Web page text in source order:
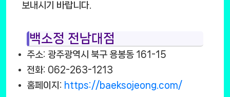
보내시기 바랍니다.
백소정 전남대점
주소: 광주광역시 북구 용봉동 161-15
전화: 062-263-1213
홈페이지: https://baeksojeong.com/